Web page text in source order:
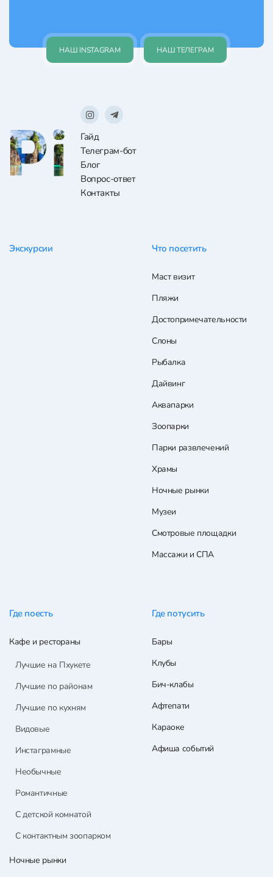
НАШ INSTAGRAM НАШ ТЕЛЕГРАМ
Гайд
Телеграм-бот
Блог
Вопрос-ответ
Контакты
Экскурсии Что посетить
Маст визит
Пляжи
Достопримечательности
Слоны
Рыбалка
Дайвинг
Аквапарки
Зоопарки
Парки развлечений
Храмы
Ночные рынки
Музеи
Смотровые площадки
Массажи и СПА
Где поесть
Кафе и рестораны
Лучшие на Пхукете
Лучшие по районам
Лучшие по кухням
Видовые
Инстаграмные
Необычные
Романтичные
С детской комнатой
С контактным зоопарком
Ночные рынки
Где потусить
Бары
Клубы
Бич-клабы
Афтепати
Караоке
Афиша событий